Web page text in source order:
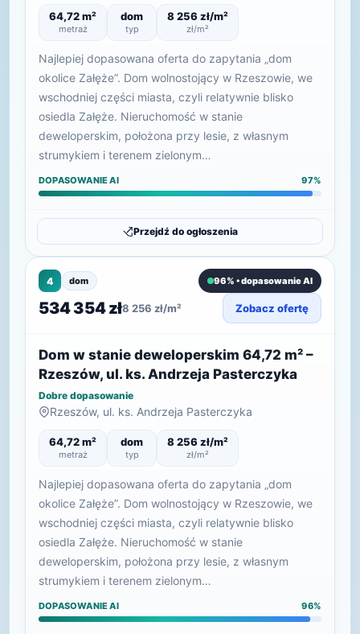
64,72 m²
metraż
dom
typ
8 256 zł/m²
zł/m²
Najlepiej dopasowana oferta do zapytania „dom
okolice Załęże”. Dom wolnostojący w Rzeszowie, we
wschodniej części miasta, czyli relatywnie blisko
osiedla Załęże. Nieruchomość w stanie
deweloperskim, położona przy lesie, z własnym
strumykiem i terenem zielonym…
DOPASOWANIE AI 97%
Przejdź do ogłoszenia
4 dom 96% • dopasowanie AI
534 354 zł8 256 zł/m² Zobacz ofertę
Dom w stanie deweloperskim 64,72 m² –
Rzeszów, ul. ks. Andrzeja Pasterczyka
Dobre dopasowanie
Rzeszów, ul. ks. Andrzeja Pasterczyka
64,72 m²
metraż
dom
typ
8 256 zł/m²
zł/m²
Najlepiej dopasowana oferta do zapytania „dom
okolice Załęże”. Dom wolnostojący w Rzeszowie, we
wschodniej części miasta, czyli relatywnie blisko
osiedla Załęże. Nieruchomość w stanie
deweloperskim, położona przy lesie, z własnym
strumykiem i terenem zielonym…
DOPASOWANIE AI 96%